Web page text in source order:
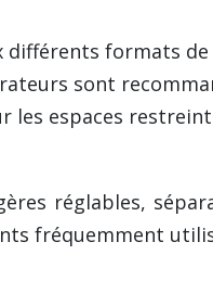
différents formats
sont
les espaces
réglables,
fréquemment